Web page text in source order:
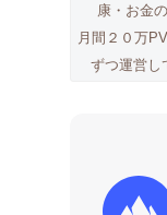
康・お金
月間２０万
ずつ運営し